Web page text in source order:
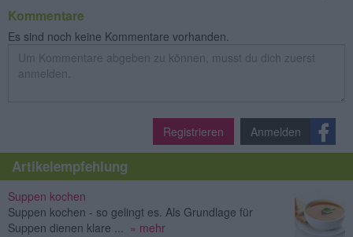
Kommentare
Es sind noch keine Kommentare vorhanden.
Registrieren Anmelden
Artikelempfehlung
Suppen kochen
Suppen kochen - so gelingt es. Als Grundlage für
Suppen dienen klare ... » mehr